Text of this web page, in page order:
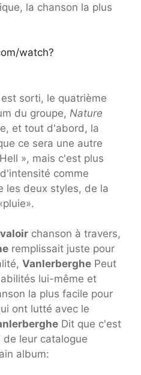
la chanson la plus
watch?
sorti, le quatrième
du groupe, Nature
et tout d'abord, la
ce sera une autre
», mais c'est plus
comme
les deux styles, de la
chanson à travers,
remplissait juste pour
Vanlerberghe Peut
lui-même et
la plus facile pour
ont lutté avec le
Dit que c'est
de leur catalogue
album: